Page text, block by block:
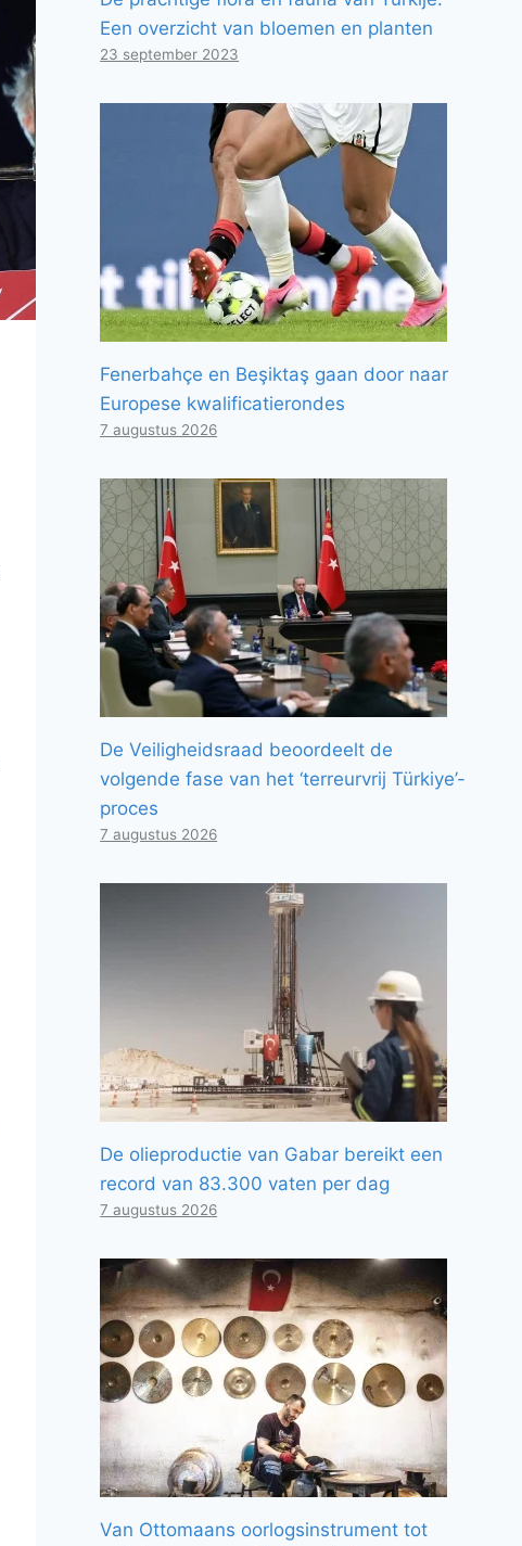
Een overzicht van bloemen en planten
23 september 2023
Fenerbahçe en Beşiktaş gaan door naar
Europese kwalificatierondes
7 augustus 2026
De Veiligheidsraad beoordeelt de
volgende fase van het ‘terreurvrij Türkiye’-
proces
7 augustus 2026
De olieproductie van Gabar bereikt een
record van 83.300 vaten per dag
7 augustus 2026
Van Ottomaans oorlogsinstrument tot